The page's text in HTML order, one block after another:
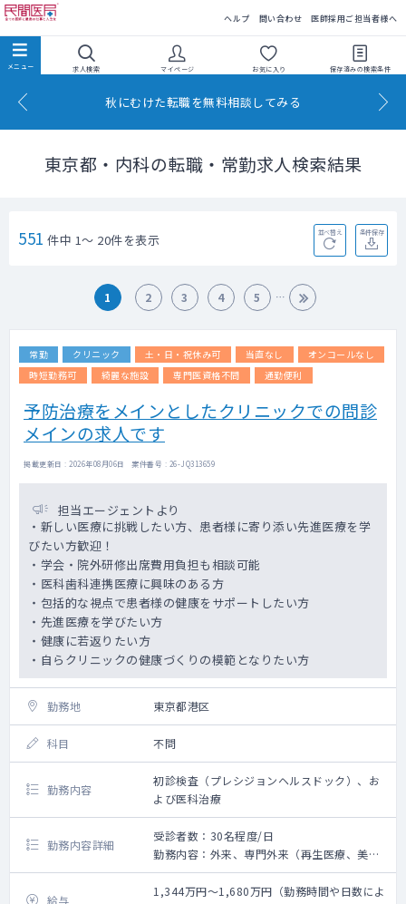
ヘルプ 問い合わせ 医師採用ご担当者様へ
求人検索 マイページ お気に入り 保存済みの検索条件
秋にむけた転職を無料相談してみる
東京都・内科の転職・常勤求人検索結果
551 件中 1～ 20件を表示 並べ替え 条件保存
1 2 3 4 5
常勤 クリニック 土・日・祝休み可 当直なし
オンコールなし
時短勤務可
綺麗な施設 専門医資格不問 通勤便利
予防治療をメインとしたクリニックでの問診
メインの求人です
掲載更新日 : 2026年08月06日 案件番号 : 26-JQ313659
担当エージェントより
・新しい医療に挑戦したい方、患者様に寄り添い先進医療を学
びたい方歓迎！
・学会・院外研修出席費用負担も相談可能
・医科歯科連携医療に興味のある方
・包括的な視点で患者様の健康をサポートしたい方
・先進医療を学びたい方
・健康に若返りたい方
・自らクリニックの健康づくりの模範となりたい方
勤務地 東京都港区
科目 不問
勤務内容
初診検査（プレシジョンヘルスドック）、お
よび医科治療
勤務内容詳細
受診者数：30名程度/日
勤務内容：外来、専門外来（再生医療、美容
皮膚科、総合診療科）
問診業務、簡単な脂肪採取・皮下組織採取
給与
1,344万円～1,680万円（勤務時間や日数によ